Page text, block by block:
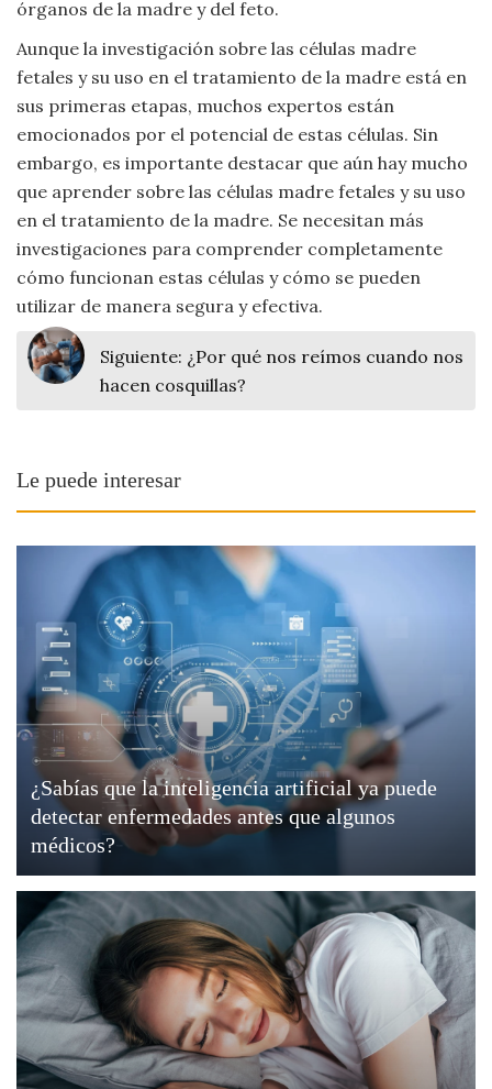
órganos de la madre y del feto.
Aunque la investigación sobre las células madre
fetales y su uso en el tratamiento de la madre está en
sus primeras etapas, muchos expertos están
emocionados por el potencial de estas células. Sin
embargo, es importante destacar que aún hay mucho
que aprender sobre las células madre fetales y su uso
en el tratamiento de la madre. Se necesitan más
investigaciones para comprender completamente
cómo funcionan estas células y cómo se pueden
utilizar de manera segura y efectiva.
Siguiente: ¿Por qué nos reímos cuando nos
hacen cosquillas?
Le puede interesar
¿Sabías que la inteligencia artificial ya puede
detectar enfermedades antes que algunos
médicos?